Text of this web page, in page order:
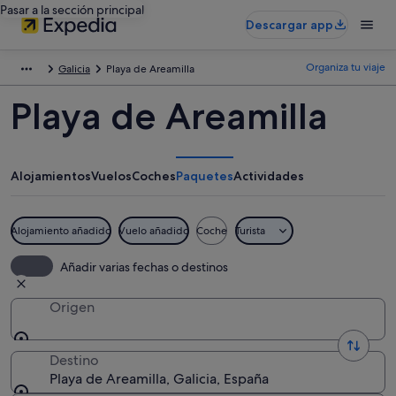
Pasar a la sección principal
Descargar app
Galicia Playa de Areamilla Organiza tu viaje
Playa de Areamilla
AlojamientosVuelosCochesPaquetesActividades
Alojamiento añadido Vuelo añadido Coche Turista
Añadir varias fechas o destinos
Origen
Destino
Playa de Areamilla, Galicia, España